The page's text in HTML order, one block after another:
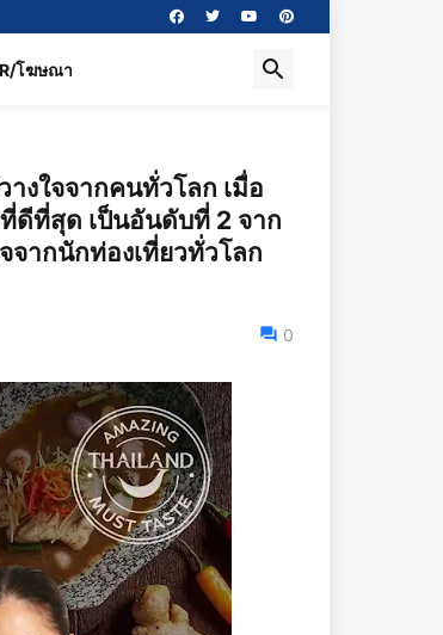
โฆษณา
งใจจากคนทั่วโลก เมื่อ
ดีที่สุด เป็นอันดับที่ 2 จาก
ากนักท่องเที่ยวทั่วโลก
0